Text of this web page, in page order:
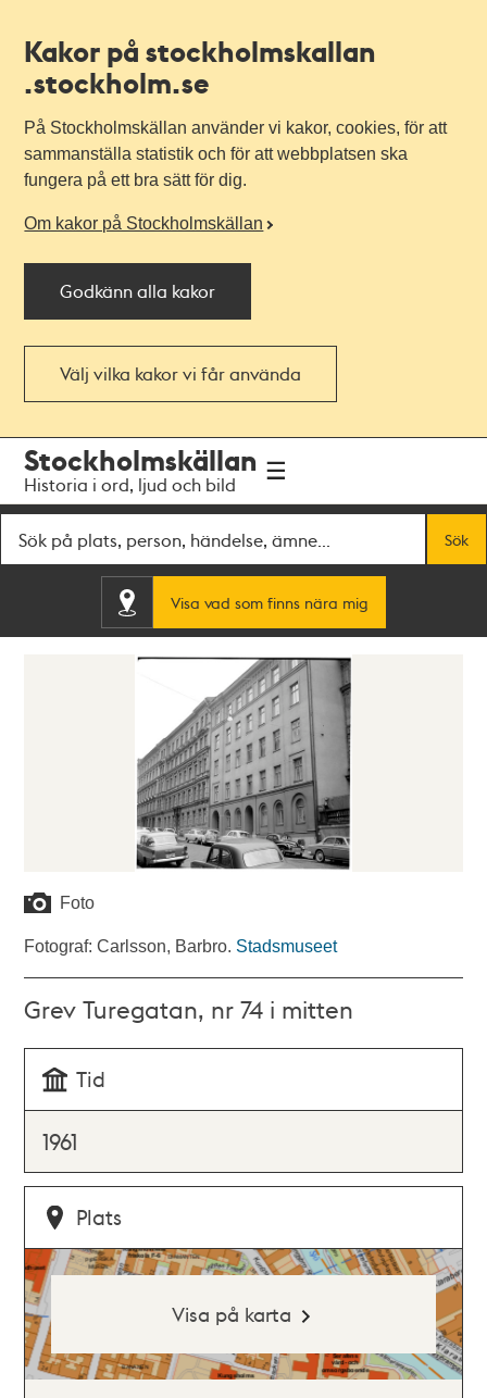
Kakor på stockholmskallan
.stockholm.se
På Stockholmskällan använder vi kakor, cookies, för att
sammanställa statistik och för att webbplatsen ska
fungera på ett bra sätt för dig.
Om kakor på Stockholmskällan
Godkänn alla kakor
Välj vilka kakor vi får använda
navigationen
huvudinnehållet
Stockholmskällan
Historia i ord, ljud och bild
Sök
Visa vad som finns nära mig
Foto
Fotograf: Carlsson, Barbro. Stadsmuseet
Grev Turegatan, nr 74 i mitten
Tid
1961
Plats
Visa på karta